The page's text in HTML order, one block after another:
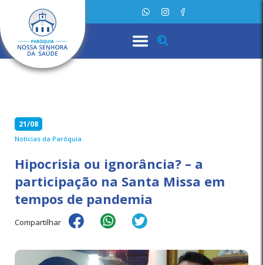
21/08
Notícias da Paróquia
Hipocrisia ou ignorância? – a
participação na Santa Missa em
tempos de pandemia
Compartilhar